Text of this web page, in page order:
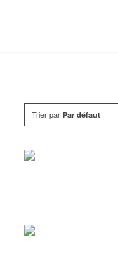
Trier par Par défaut